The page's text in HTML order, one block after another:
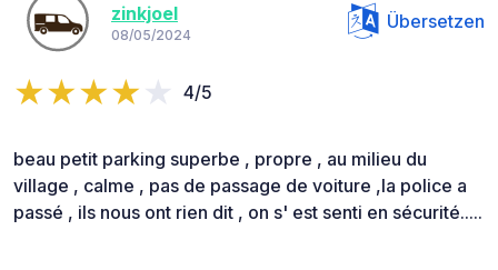
zinkjoel
08/05/2024
Übersetzen
4/5
beau petit parking superbe , propre , au milieu du
village , calme , pas de passage de voiture ,la police a
passé , ils nous ont rien dit , on s' est senti en sécurité.....